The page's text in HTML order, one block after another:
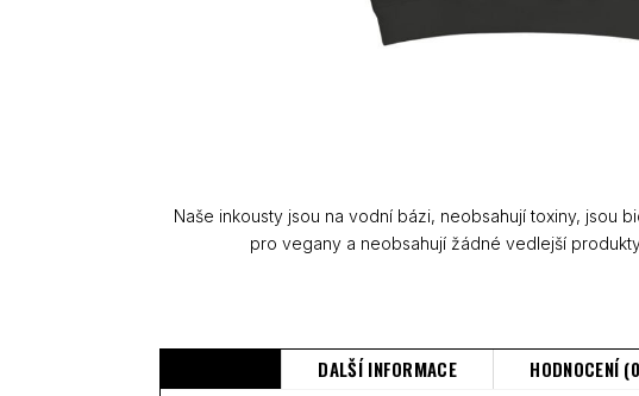
Naše inkousty jsou na vodní bázi, neobsahují toxiny, jsou
pro vegany a neobsahují žádné vedlejší
DALŠÍ INFORMACE HODNOCENÍ